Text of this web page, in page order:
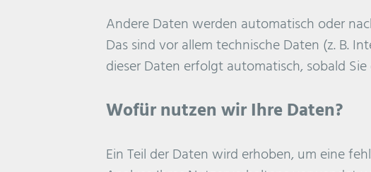
Andere Daten werden automatisch oder
Das sind vor allem technische Daten (z. B.
dieser Daten erfolgt automatisch, sobald
Wofür nutzen wir Ihre Daten?
Ein Teil der Daten wird erhoben, um eine